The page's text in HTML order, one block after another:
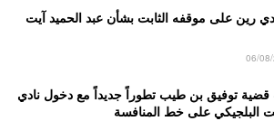
رين على موقفه الثابت بشأن عبد الحميد آيت
توفيق بن طيب تطوراً جديداً مع دخول نادي
البلجيكي على خط المنافسة